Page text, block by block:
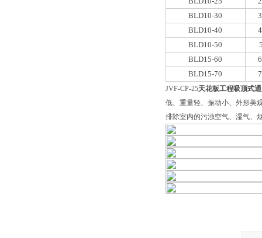
BLD10-30
BLD10-40
BLD10-50
BLD15-60
BLD15-70
JVF-CP-25天花板工程吸顶式
低、重量轻、振动小、外形美
排除室内的污浊空气、湿气、